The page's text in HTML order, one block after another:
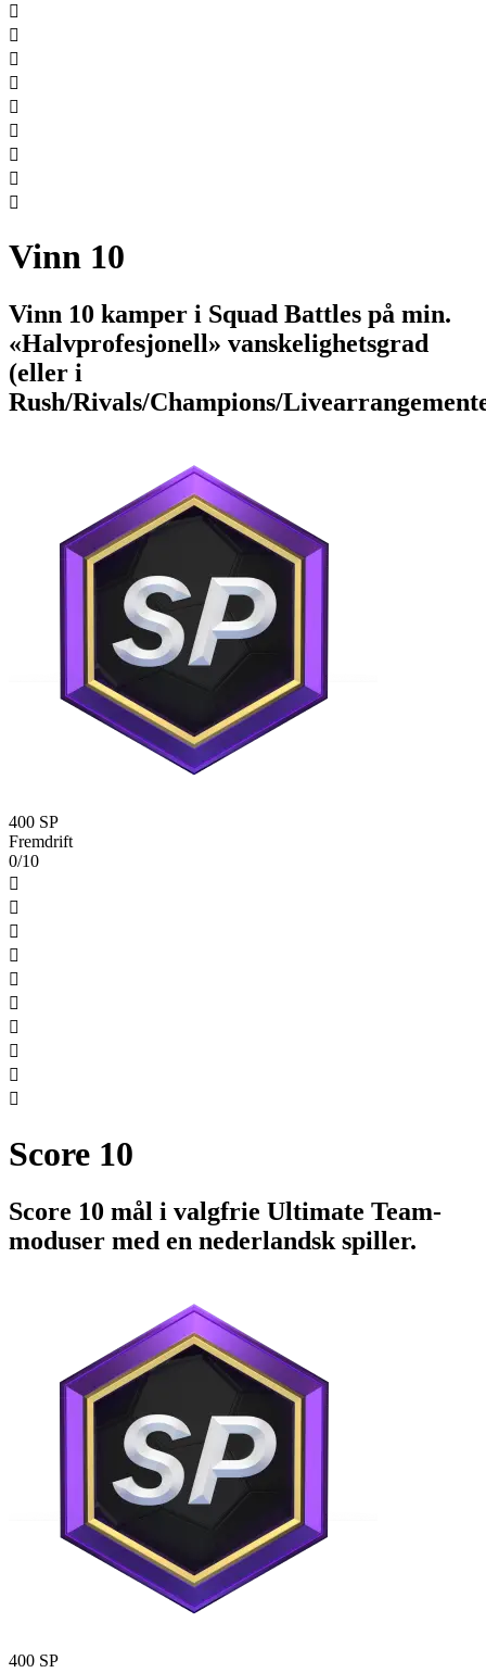









Vinn 10
Vinn 10 kamper i Squad Battles på min.
«Halvprofesjonell» vanskelighetsgrad
(eller i
Rush/Rivals/Champions/
400 SP
Fremdrift
0/10










Score 10
Score 10 mål i valgfrie Ultimate Team-
moduser med en nederlandsk spiller.
400 SP